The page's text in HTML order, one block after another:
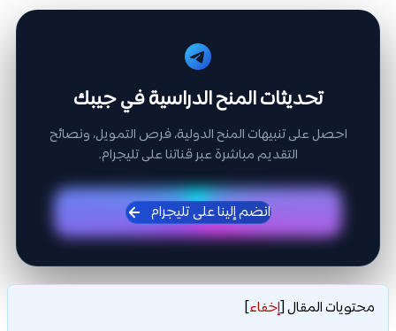
تحديثات المنح الدراسية في جيبك
احصل على تنبيهات المنح الدولية، فرص التمويل، ونصائح
التقديم مباشرة عبر قناتنا على تليجرام.
انضم إلينا على تليجرام
محتويات المقال[إخفاء]